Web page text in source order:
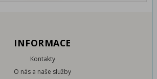
INFORMACE
Kontakty
O nás a naše služby